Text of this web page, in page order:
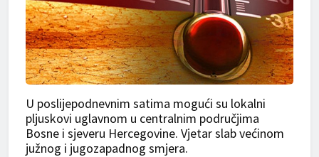
U poslijepodnevnim satima mogući su lokalni
pljuskovi uglavnom u centralnim područjima
Bosne i sjeveru Hercegovine. Vjetar slab većinom
južnog i jugozapadnog smjera.